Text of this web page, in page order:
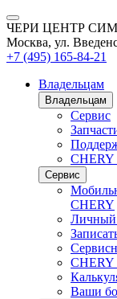
ЧЕРИ ЦЕНТР СИМ
Москва, ул.
+7 (495) 165-84-21
Владельцам
Владельцам
Сервис
CHERY
Сервис
CHERY
Личный
CHERY
Ваши